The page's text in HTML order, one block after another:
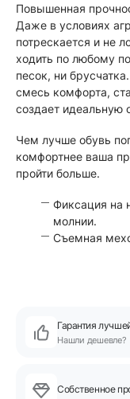
Повышенная
Даже в условиях
потрескается и не
ходить по любому
песок, ни
смесь комфорта,
создает идеальную
Чем лучше обувь
комфортнее ваша
пройти больше.
Фиксация на
молнии.
Съемная
Гарантия
Нашли дешевле?
Собственное